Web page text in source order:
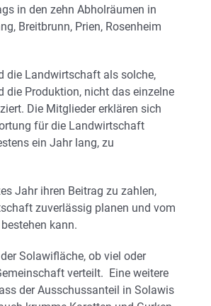
in den zehn Abholräumen in
Breitbrunn, Prien, Rosenheim
die Landwirtschaft als solche,
die Produktion, nicht das einzelne
Die Mitglieder erklären sich
für die Landwirtschaft
ein Jahr lang, zu
Jahr ihren Beitrag zu zahlen,
zuverlässig planen und vom
kann.
Solawifläche, ob viel oder
verteilt. Eine weitere
der Ausschussanteil in Solawis